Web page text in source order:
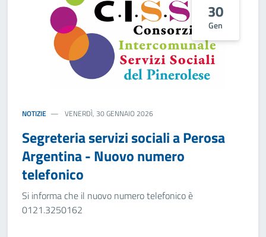
30
Gen
NOTIZIE VENERDÌ, 30 GENNAIO 2026
Segreteria servizi sociali a Perosa
Argentina - Nuovo numero
telefonico
Si informa che il nuovo numero telefonico è
0121.3250162